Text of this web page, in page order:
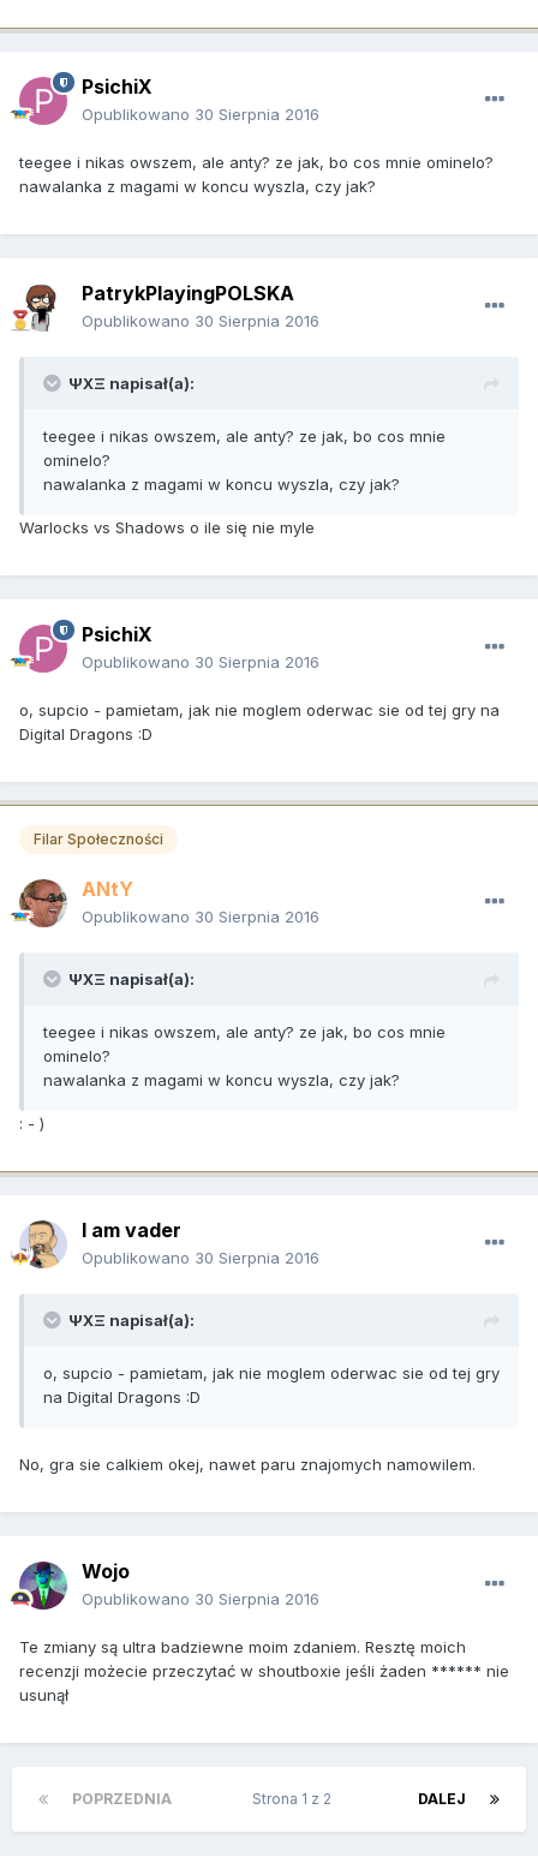
PsichiX
Opublikowano 30 Sierpnia 2016
teegee i nikas owszem, ale anty? ze jak, bo cos mnie ominelo?
nawalanka z magami w koncu wyszla, czy jak?
PatrykPlayingPOLSKA
Opublikowano 30 Sierpnia 2016
ΨΧΞ napisał(a):
teegee i nikas owszem, ale anty? ze jak, bo cos mnie
ominelo?
nawalanka z magami w koncu wyszla, czy jak?
Warlocks vs Shadows o ile się nie myle
PsichiX
Opublikowano 30 Sierpnia 2016
o, supcio - pamietam, jak nie moglem oderwac sie od tej gry na
Digital Dragons :D
Filar Społeczności
ANtY
Opublikowano 30 Sierpnia 2016
ΨΧΞ napisał(a):
teegee i nikas owszem, ale anty? ze jak, bo cos mnie
ominelo?
nawalanka z magami w koncu wyszla, czy jak?
: - )
I am vader
Opublikowano 30 Sierpnia 2016
ΨΧΞ napisał(a):
o, supcio - pamietam, jak nie moglem oderwac sie od tej gry
na Digital Dragons :D
No, gra sie calkiem okej, nawet paru znajomych namowilem.
Wojo
Opublikowano 30 Sierpnia 2016
Te zmiany są ultra badziewne moim zdaniem. Resztę moich
recenzji możecie przeczytać w shoutboxie jeśli żaden ****** nie
usunął
POPRZEDNIA DALEJ
Strona 1 z 2